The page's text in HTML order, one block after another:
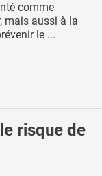
comme
mais aussi à la
le ...
risque de